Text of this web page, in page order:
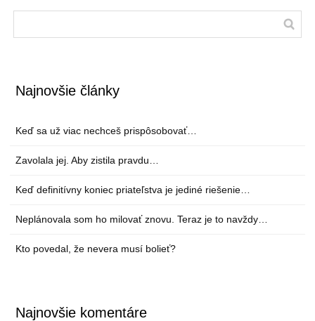
Najnovšie články
Keď sa už viac nechceš prispôsobovať…
Zavolala jej. Aby zistila pravdu…
Keď definitívny koniec priateľstva je jediné riešenie…
Neplánovala som ho milovať znovu. Teraz je to navždy…
Kto povedal, že nevera musí bolieť?
Najnovšie komentáre